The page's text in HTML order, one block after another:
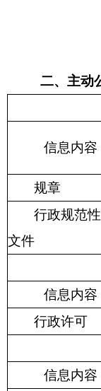
二、 主动
信息内容
规章
行政规范性
文件
信息内容
行政许可
信息内容